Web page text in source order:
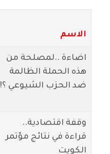
الاسم
اضاءة ..لمصلحة من
هذه الحملة الظالمة
ضد الحزب الشيوعي ؟!
وقفة اقتصادية..
قراءة في نتائج مؤتمر
الكويت